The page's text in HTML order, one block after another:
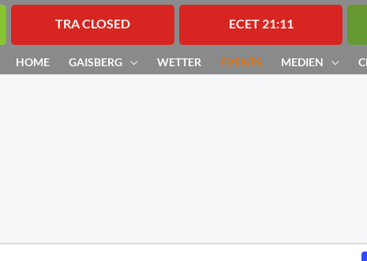
TRA CLOSED ECET 21:11
HOME GAISBERG WETTER EVENTS MEDIEN